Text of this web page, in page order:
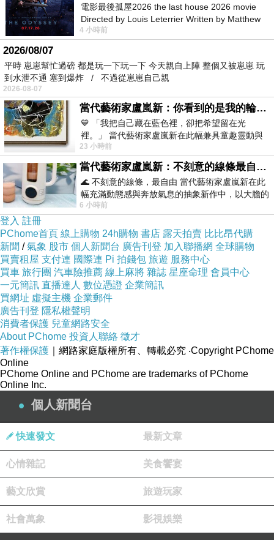
粉色系的包裝盒，是不是很適合當然結婚禮盒？
關於【花花La Vie】
其中的La Vie是節錄法語中的C’ est la vie（這就是生活！）
LaVIE的意思是「雖然人生中有許多的無可奈何，但還是
樂觀知命的前進」。
C’est la vie! Merci pour tout ce que tu as fait aujourd'hui.
的互動
因為花花 LaVIE而有了連結，讓人與人之間的心意
花花 LaVIE是一種生活態度和對美好生活的期盼。（以取
電影最後孤屋2026 the last house 2026 movie
Directed by Louis Leterrier Written by Matthew
Robinson Starring Greta Lee Wa
4 小時前
2026/08/07
平時 崽崽幫忙過磅 都是玩一下玩一下 今天親自上陣 整個又被崽崽 玩
到水泄不通 塞到爆炸 / 不過從崽崽自己親
2026-08-07
當代藝術家盧嵐新：你看到的是我的輪廓，還是你的故事？——藏在藍色裡的希望與光
💙 「我把自己藏在藍色裡，卻把希望留在光
裡。」 當代藝術家盧嵐新在此幅兼具童趣靈動與
抽象韻味的新作中，用湛藍的羽翼般色塊包覆著
23 小時前
當代藝術家盧嵐新：不刻意的線條最自由，讓色彩流動、筆觸自己說話
🌊 不刻意的線條，最自由 當代藝術家盧嵐新在此
幅充滿動態感與奔放氣息的抽象新作中，以大膽的
藍色顏料在白色畫布上揮灑、壓印與流淌
6 小時前
登入 註冊
PChome首頁 線上購物 24h購物 書店 露天拍賣 比比昂代購
新聞 /氣象 股市 個人新聞台 廣告刊登 加入聯播網 全球購物
買賣租屋 支付連 國際連 Pi 拍錢包 旅遊 服務中心
買車 旅行團 汽車險推薦 線上麻將 雜誌 星座命理 會員中心
一元簡訊 直播達人 數位憑證 企業簡訊
買網址 虛擬主機 企業郵件
廣告刊登 隱私權聲明
消費者保護 兒童網路安全
About PChome 投資人聯絡 徵才
著作權保護 ｜網路家庭版權所有、轉載必究 ‧Copyright PChome
Online
PChome Online and PChome are trademarks of PChome
Online Inc.
個人新聞台
快速發文 最新文章
心情雜記 美食饗宴
藝文欣賞 旅遊玩家
社會萬象 影視娛樂